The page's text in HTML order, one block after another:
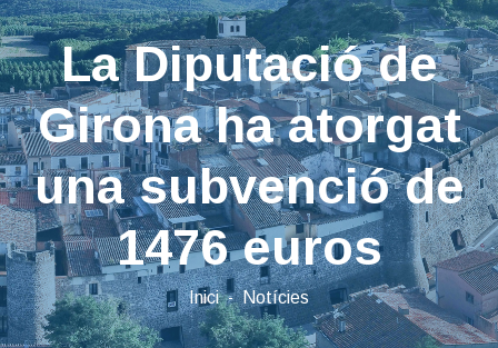
La Diputació de
Girona ha atorgat
una subvenció de
1476 euros
Inici Notícies